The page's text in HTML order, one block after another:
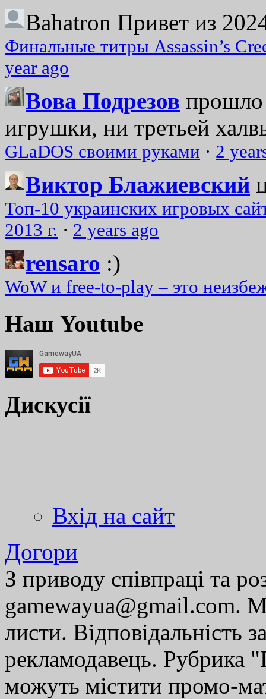
Bahatron Привет из
Финальные титры Assassin’s
year ago
Вова Подрезов прошло
игрушки, ни третьей
GLaDOS своими руками · 2
Виктор Блажиевский
Топ-10 украинских игровых
2013 г. · 2 years ago
rensaro :)
WoW и free-to-play – это
Наш Youtube
Дискусії
Вхід на сайт
Догори
З приводу співпраці та
gamewayua@gmail.com.
листи. Відповідальність
рекламодавець. Рубрика
можуть містити промо-